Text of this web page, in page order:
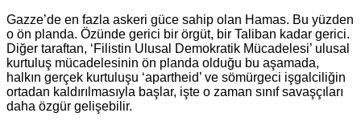
Gazze’de en fazla askeri güce sahip olan Hamas. Bu yüzden
o ön planda. Özünde gerici bir örgüt, bir Taliban kadar gerici.
Diğer taraftan, ‘Filistin Ulusal Demokratik Mücadelesi’ ulusal
kurtuluş mücadelesinin ön planda olduğu bu aşamada,
halkın gerçek kurtuluşu ‘apartheid’ ve sömürgeci işgalciliğin
ortadan kaldırılmasıyla başlar, işte o zaman sınıf savaşçıları
daha özgür gelişebilir.